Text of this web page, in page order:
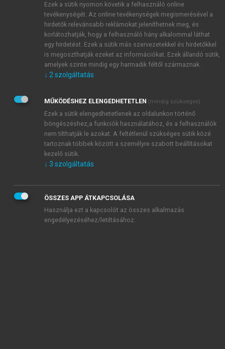
JELSZÓ ÚJRA
Kérek értesítést a MeRSZ újdonságairól, akcióiról.
Kérek értesítést az Akadémiai Kiadó Zrt. újdonságairól,
Adatkezelési tájékoztatóbanfoglaltakat tudomásul
veszem és elfogadom.
Általános vásárlási feltételeket, valamint a szotar.netés a
mersz.huoldalak licencszerződéseiben foglaltakat
tudomásul veszem és elfogadom.
KIPRÓBÁLOM
Ezek a sütik nyomon követik a felhasználó online
tevékenységét. Az online tevékenységek megismerésével a
hirdetők relevánsabb reklámokat jeleníthetnek meg, és
korlátozhatják, hogy a felhasználó hány alkalommal láthat
egy hirdetést. Ezek a sütik más szervezetekkel és hirdetőkkel
is megoszthatják ezeket az információkat. Ezek állandó sütik,
amelyek szinte mindig egy harmadik féltől származnak.
↓ 2 szolgáltatás
MŰKÖDÉSHEZ ELENGEDHETETLEN (mindig szükséges)
Ezek a sütik elengedhetetlenek az oldalunkon történő
böngészéshez,a funkciók használatához, és a felhasználók
nem tilthatják le azokat. A feltétlenül szükséges sütik közé
tartoznak többek között a személyre szabott beállításokat
kezelő sütik.
↓ 3 szolgáltatás
ÖSSZES APP ÁTKAPCSOLÁSA
Használja ezt a kapcsolót az összes alkalmazás
engedélyezéséhez/letiltásához.